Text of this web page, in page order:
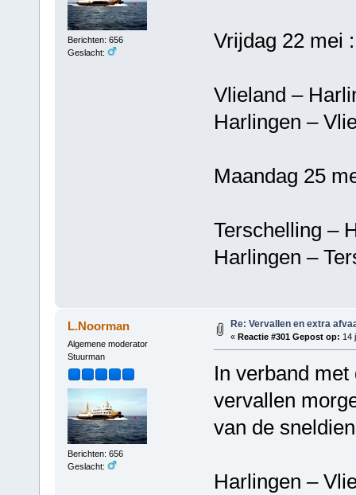
Berichten: 656
Geslacht:
Vrijdag 22 mei :
Vlieland –
Harlingen
Maandag 25
Terschelling
Harlingen –
L.Noorman
Algemene moderator
Stuurman
Berichten: 656
Geslacht:
Re: Vervallen en extra
« Reactie #301 Gepost op: 14
In verband
vervallen
van de
Harlingen –